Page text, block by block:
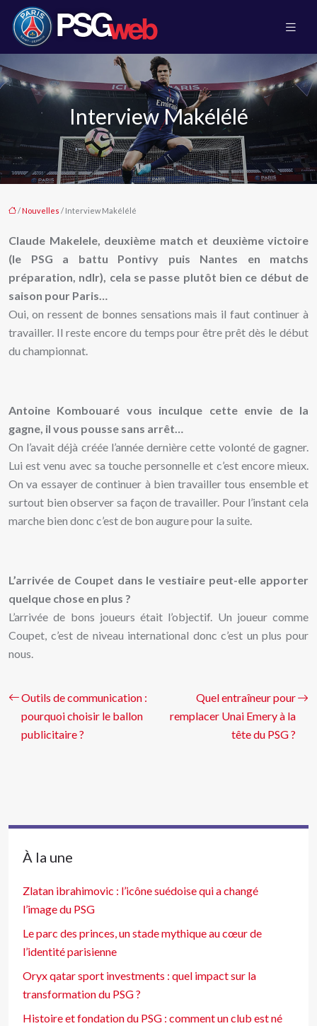
Interview Makélélé
/Nouvelles / Interview Makélélé
Claude Makelele, deuxième match et deuxième victoire
(le PSG a battu Pontivy puis Nantes en matchs
préparation, ndlr), cela se passe plutôt bien ce début de
saison pour Paris…
Oui, on ressent de bonnes sensations mais il faut continuer à
travailler. Il reste encore du temps pour être prêt dès le début
du championnat.
Antoine Kombouaré vous inculque cette envie de la
gagne, il vous pousse sans arrêt…
On l’avait déjà créée l’année dernière cette volonté de gagner.
Lui est venu avec sa touche personnelle et c’est encore mieux.
On va essayer de continuer à bien travailler tous ensemble et
surtout bien observer sa façon de travailler. Pour l’instant cela
marche bien donc c’est de bon augure pour la suite.
L’arrivée de Coupet dans le vestiaire peut-elle apporter
quelque chose en plus ?
L’arrivée de bons joueurs était l’objectif. Un joueur comme
Coupet, c’est de niveau international donc c’est un plus pour
nous.
Outils de communication :
pourquoi choisir le ballon
publicitaire ?
Quel entraîneur pour
remplacer Unai Emery à la
tête du PSG ?
À la une
Zlatan ibrahimovic : l’icône suédoise qui a changé
l’image du PSG
Le parc des princes, un stade mythique au cœur de
l’identité parisienne
Oryx qatar sport investments : quel impact sur la
transformation du PSG ?
Histoire et fondation du PSG : comment un club est né